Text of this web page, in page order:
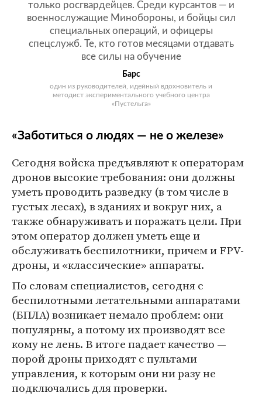
только росгвардейцев. Среди курсантов — и
военнослужащие Минобороны, и бойцы сил
специальных операций, и офицеры
спецслужб. Те, кто готов месяцами отдавать
все силы на обучение
Барс
один из руководителей, идейный вдохновитель и
методист экспериментального учебного центра
«Пустельга»
«Заботиться о людях — не о железе»
Сегодня войска предъявляют к операторам
дронов высокие требования: они должны
уметь проводить разведку (в том числе в
густых лесах), в зданиях и вокруг них, а
также обнаруживать и поражать цели. При
этом оператор должен уметь еще и
обслуживать беспилотники, причем и FPV-
дроны, и «классические» аппараты.
По словам специалистов, сегодня с
беспилотными летательными аппаратами
(БПЛА) возникает немало проблем: они
популярны, а потому их производят все
кому не лень. В итоге падает качество —
порой дроны приходят с пультами
управления, к которым они ни разу не
подключались для проверки.